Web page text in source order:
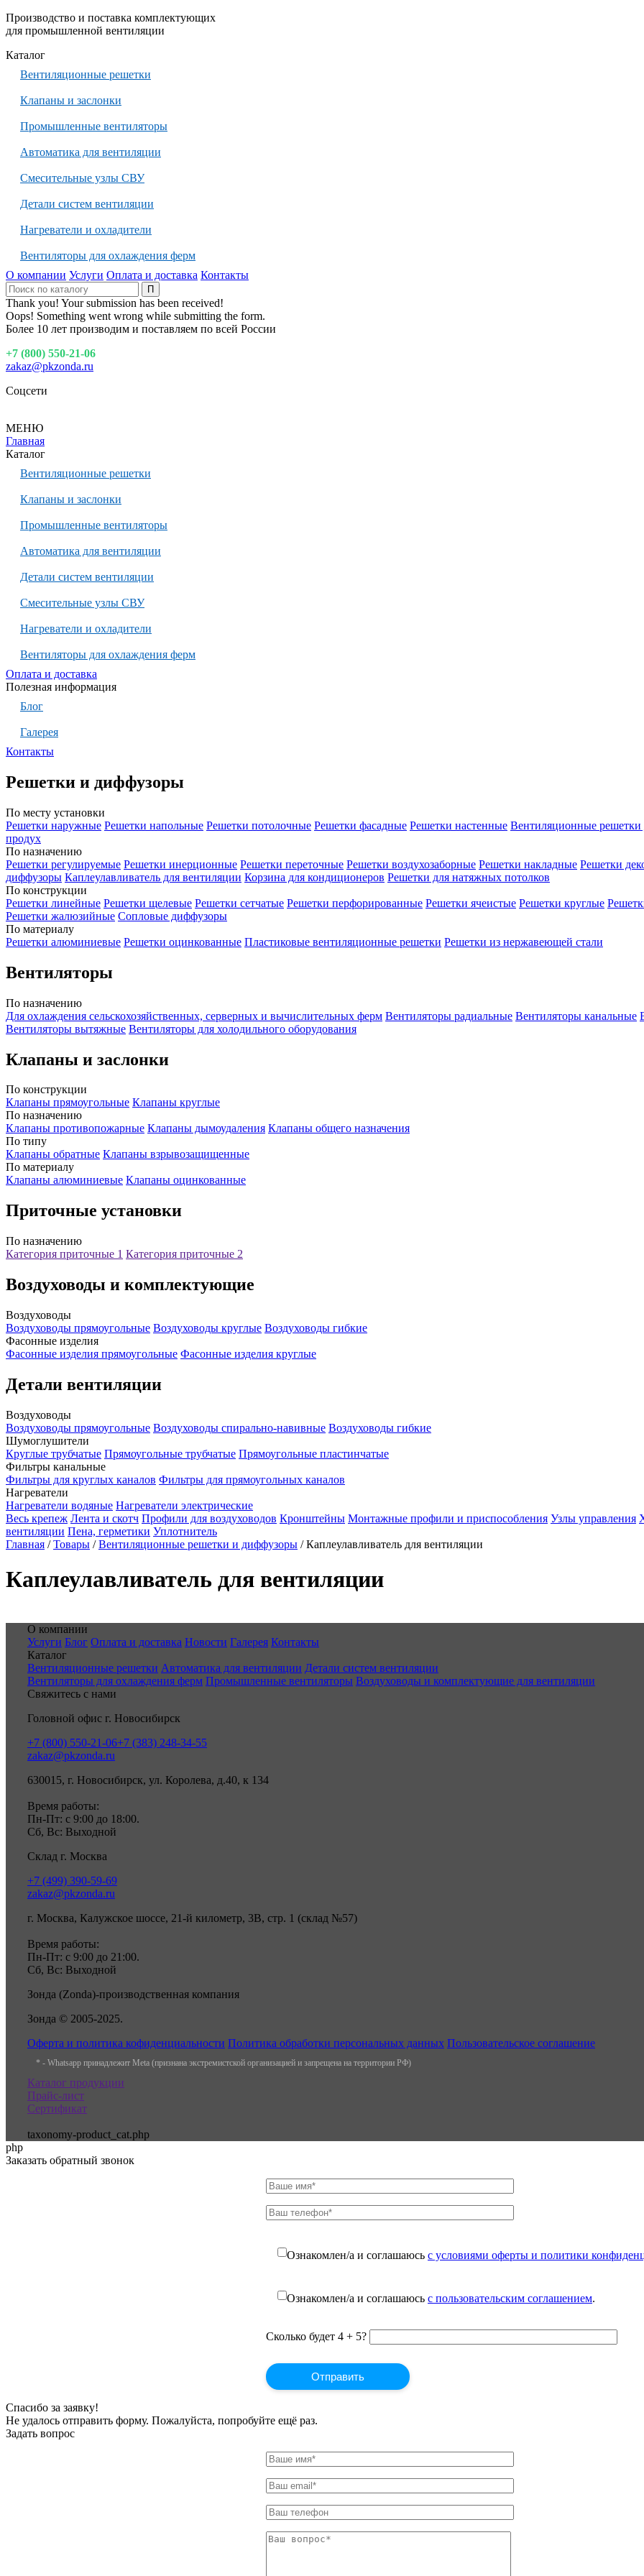
Производство и поставка комплектующих
для промышленной вентиляции
Каталог
Вентиляционные решетки
Клапаны и заслонки
Промышленные вентиляторы
Автоматика для вентиляции
Смесительные узлы СВУ
Детали систем вентиляции
Нагреватели и охладители
Вентиляторы для охлаждения ферм
О компании Услуги Оплата и доставка Контакты
Thank you! Your submission has been received!
Oops! Something went wrong while submitting the form.
Более 10 лет производим и поставляем по всей России
+7 (800) 550-21-06
zakaz@pkzonda.ru
Соцсети
МЕНЮ
Главная
Каталог
Вентиляционные решетки
Клапаны и заслонки
Промышленные вентиляторы
Автоматика для вентиляции
Детали систем вентиляции
Смесительные узлы СВУ
Нагреватели и охладители
Вентиляторы для охлаждения ферм
Оплата и доставка
Полезная информация
Блог
Галерея
Контакты
Решетки и диффузоры
По месту установки
Решетки наружные Решетки напольные Решетки потолочные Решетки фасадные Решетки настенные Вентиляционные решетки
продух
По назначению
Решетки регулируемые Решетки инерционные Решетки переточные Решетки воздухозаборные Решетки накладные Решетки
диффузоры Каплеулавливатель для вентиляции Корзина для кондиционеров Решетки для натяжных потолков
По конструкции
Решетки линейные Решетки щелевые Решетки сетчатые Решетки перфорированные Решетки ячеистые Решетки круглые
Решетки жалюзийные Сопловые диффузоры
По материалу
Решетки алюминиевые Решетки оцинкованные Пластиковые вентиляционные решетки Решетки из нержавеющей стали
Вентиляторы
По назначению
Для охлаждения сельскохозяйственных, серверных и вычислительных ферм Вентиляторы радиальные Вентиляторы канальные
Вентиляторы вытяжные Вентиляторы для холодильного оборудования
Клапаны и заслонки
По конструкции
Клапаны прямоугольные Клапаны круглые
По назначению
Клапаны противопожарные Клапаны дымоудаления Клапаны общего назначения
По типу
Клапаны обратные Клапаны взрывозащищенные
По материалу
Клапаны алюминиевые Клапаны оцинкованные
Приточные установки
По назначению
Категория приточные 1 Категория приточные 2
Воздуховоды и комплектующие
Воздуховоды
Воздуховоды прямоугольные Воздуховоды круглые Воздуховоды гибкие
Фасонные изделия
Фасонные изделия прямоугольные Фасонные изделия круглые
Детали вентиляции
Воздуховоды
Воздуховоды прямоугольные Воздуховоды спирально-навивные Воздуховоды гибкие
Шумоглушители
Круглые трубчатые Прямоугольные трубчатые Прямоугольные пластинчатые
Фильтры канальные
Фильтры для круглых каналов Фильтры для прямоугольных каналов
Нагреватели
Нагреватели водяные Нагреватели электрические
Весь крепеж Лента и скотч Профили для воздуховодов Кронштейны Монтажные профили и приспособления Узлы управления
вентиляции Пена, герметики Уплотнитель
Главная /Товары /Вентиляционные решетки и диффузоры /Каплеулавливатель для вентиляции
Каплеулавливатель для вентиляции
О компании
Услуги Блог Оплата и доставка Новости Галерея Контакты
Каталог
Вентиляционные решетки Автоматика для вентиляции Детали систем вентиляции
Вентиляторы для охлаждения ферм Промышленные вентиляторы Воздуховоды и комплектующие для вентиляции
Свяжитесь с нами
Головной офис г. Новосибирск
+7 (800) 550-21-06+7 (383) 248-34-55
zakaz@pkzonda.ru
630015, г. Новосибирск, ул. Королева, д.40, к 134
Время работы:
Пн-Пт: с 9:00 до 18:00.
Сб, Вс: Выходной
Склад г. Москва
+7 (499) 390-59-69
zakaz@pkzonda.ru
г. Москва, Калужское шоссе, 21-й километр, 3В, стр. 1 (склад №57)
Время работы:
Пн-Пт: с 9:00 до 21:00.
Сб, Вс: Выходной
Зонда (Zonda)-производственная компания
Зонда © 2005-2025.
Оферта и политика кофиденциальности Политика обработки персональных данных Пользовательское соглашение
* - Whatsapp принадлежит Meta (признана экстремистской организацией и запрещена на территории РФ)
Каталог продукции
Прайс-лист
Сертификат
taxonomy-product_cat.php
php
Заказать обратный звонок
Ознакомлен/а и соглашаюсь с условиями оферты и политики
Ознакомлен/а и соглашаюсь с пользовательским соглашением.
Сколько будет 4 + 5?
Спасибо за заявку!
Не удалось отправить форму. Пожалуйста, попробуйте ещё раз.
Задать вопрос